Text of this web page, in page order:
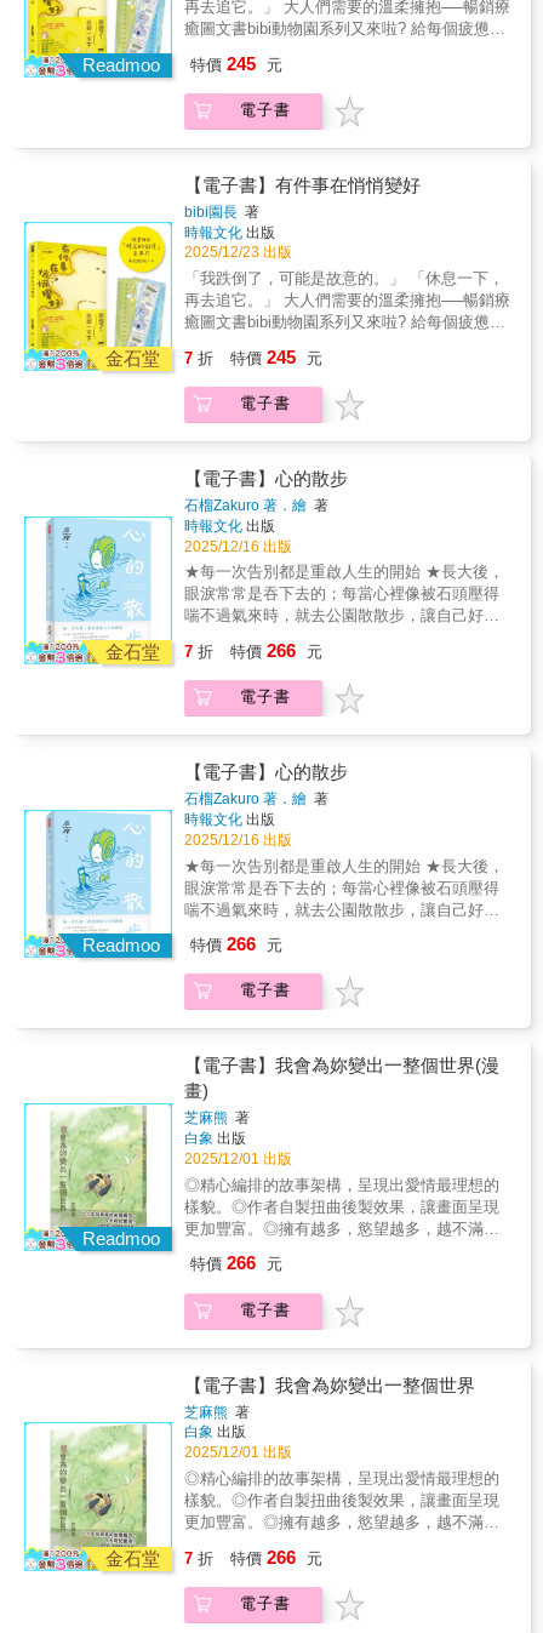
山脈、森林、草原、火山和湖泊，路途中與
鹿、貓頭鷹、蒼鷺和野豬等許多動物相遇，看
見許多風景、一起分享也創造許多回憶——究
伴」呢？而傳說中「能實現願望」的八咫烏大
神，又會幫助牠們達成願望嗎？◆ 寓言一般的
美麗故事，找尋「自我」與「夥伴」的無價旅
愛的動物漫畫作家「帆」，以與過往作品截然
不同的敘事方法所創作的最全新作品。藉由描
繪一部令人動容的動物友誼故事，作者帆在看
似溫馨可愛的日常友情互動中，蘊藏了細膩且
發人深省的哲理。透過兩隻動物的眼睛，人類
與動物、自我與群體、環境與自然……之間的
種種衝突與矛盾，都在這趟令人感動的旅程
動，同時也在心裡埋下了「勇氣」的種子。
「我已經能夠決定，自己想要前進的方向
了。」黑夜裡依靠著微微的光，朝未知明天再
書籤卡】尺寸：15×5cm【本書特色】★
Amazon4.8星，毛茸茸～暖呼呼～全球讀者感
動大好評！★ 2023年法國ACBD兒童漫畫獎、
2024年魁北克青少年圖書獎，獲獎作品。 ★ 蘊
藏哲理，寓言一般又神秘又溫暖，催人熱淚的
深刻故事。★ 動物漫畫作家「帆」，描繪熊與
烏鴉溫馨可愛互動，療癒滿分。
Readmoo
再去追它。」 大人們需要的溫柔擁抱──暢銷療
癒圖文書bibi動物園系列又來啦? 給每個疲憊脆
的世界，抱住搖搖晃晃的你。 百萬粉絲、千萬
按讚、上億點閱 療癒小漫畫的天花板！ 讀者
100%五星好評★★★★★ ★★ 療癒推薦 ★★
師、暢銷作家 詹奇奇｜IG人氣書評家 （依首字
筆畫排序） 回頭看過去一年， 我們總在經歷覺
得「我要完蛋了」的時刻。 遲到了、考壞了、
做錯選擇了、被裁員了， 錯過重要的時刻、失
去重要的人， 對生活漸漸沒了好奇心和期待
&hellip;&hellip; 《有件事在悄悄變好》記錄了
生活中這些不盡如人意的時刻， 給你意料之外
的可愛回應。 四季流轉，事情總會悄悄的變
化。 ★ 精選36篇高人氣全彩圖文漫畫，每篇都
特價 245 元
電子書
金石堂
【電子書】有件事在悄悄變好
bibi園長 著
時報文化 出版
2025/12/23 出版
「我跌倒了，可能是故意的。」 「休息一下，
再去追它。」 大人們需要的溫柔擁抱──暢銷療
癒圖文書bibi動物園系列又來啦? 給每個疲憊脆
的世界，抱住搖搖晃晃的你。 百萬粉絲、千萬
按讚、上億點閱 療癒小漫畫的天花板！ 讀者
100%五星好評★★★★★ ★★ 療癒推薦 ★★
師、暢銷作家 詹奇奇｜IG人氣書評家 （依首字
筆畫排序） 回頭看過去一年， 我們總在經歷覺
得「我要完蛋了」的時刻。 遲到了、考壞了、
做錯選擇了、被裁員了， 錯過重要的時刻、失
去重要的人， 對生活漸漸沒了好奇心和期待
&hellip;&hellip; 《有件事在悄悄變好》記錄了
生活中這些不盡如人意的時刻， 給你意料之外
的可愛回應。 四季流轉，事情總會悄悄的變
化。 ★ 精選36篇高人氣全彩圖文漫畫，每篇都
7 折 特價 245 元
電子書
金石堂
【電子書】心的散步
石榴Zakuro 著．繪 著
時報文化 出版
2025/12/16 出版
★每一次告別都是重啟人生的開始 ★長大後，
眼淚常常是吞下去的；每當心裡像被石頭壓得
喘不過氣來時，就去公園散散步，讓自己好好
了一個黑洞。可傷痛不會自行癒合，只能帶著
這個洞，一起活下去&hellip;&hellip; 人氣漫畫
家石榴Zakuro以靜謐細膩的畫風，描繪一段從
7 折 特價 266 元
電子書
Readmoo
【電子書】心的散步
石榴Zakuro 著．繪 著
時報文化 出版
2025/12/16 出版
★每一次告別都是重啟人生的開始 ★長大後，
眼淚常常是吞下去的；每當心裡像被石頭壓得
喘不過氣來時，就去公園散散步，讓自己好好
了一個黑洞。可傷痛不會自行癒合，只能帶著
這個洞，一起活下去&hellip;&hellip; 人氣漫畫
家石榴Zakuro以靜謐細膩的畫風，描繪一段從
特價 266 元
電子書
Readmoo
【電子書】我會為妳變出一整個世界(漫
畫)
芝麻熊 著
白象 出版
2025/12/01 出版
◎精心編排的故事架構，呈現出愛情最理想的
樣貌。◎作者自製扭曲後製效果，讓畫面呈現
更加豐富。◎擁有越多，慾望越多，越不滿
從小便擁有能憑空變出東西的超能力，雖然因
此得到了不少好處，卻也常常被人視為怪胎，
或是被人利用。他覺得在這世界上，找不到一
己性命。就在他站在懸崖邊，準備跳下去的前
一刻，他卻用他的超能力，救了一個正在跌落
山谷的女孩……兩個孤獨靈魂的相遇，會是扭
轉孤獨……還是加倍孤獨……----------「我是為
了畫出這個結局畫面，才寫出這樣的故事。所
有故事的設定，都是為了呈現出這樣的結
局。」---創作心路歷程完整收錄於書末後記最
美麗的結局，最理想的愛情。芝麻熊邀請你/妳
一起，眼淚掉下來，體驗某種幸福的可能性。
http://www.pressstore.com.tw/freereading/
特價 266 元
電子書
金石堂
【電子書】我會為妳變出一整個世界
芝麻熊 著
白象 出版
2025/12/01 出版
◎精心編排的故事架構，呈現出愛情最理想的
樣貌。◎作者自製扭曲後製效果，讓畫面呈現
更加豐富。◎擁有越多，慾望越多，越不滿
從小便擁有能憑空變出東西的超能力，雖然因
此得到了不少好處，卻也常常被人視為怪胎，
或是被人利用。他覺得在這世界上，找不到一
7 折 特價 266 元
電子書